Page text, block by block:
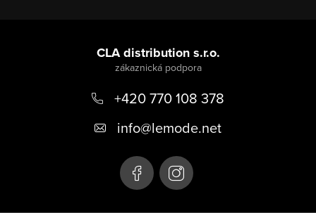
CLA distribution s.r.o.
+420 770 108 378
info@lemode.net